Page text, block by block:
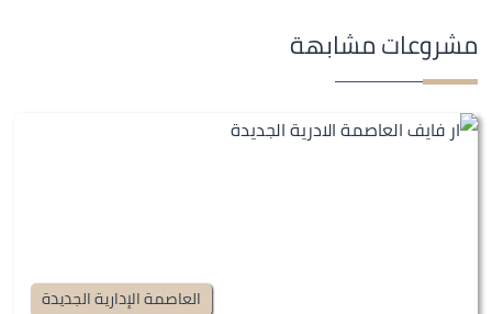
مشروعات مشابهة
العاصمة الإدارية الجديدة